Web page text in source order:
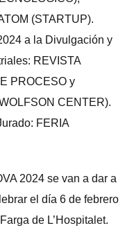
(STARTUP).
a la Divulgación y
REVISTA
PROCESO y
CENTER).
FERIA
2024 se van a dar a
el día 6 de febrero
de L’Hospitalet.